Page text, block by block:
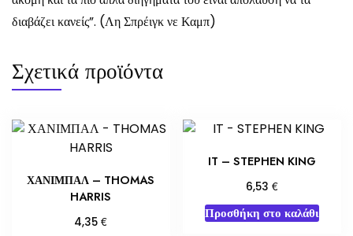
διαβάζει κανείς”. (Λη Σπρέιγκ νε Καμπ)
Σχετικά προϊόντα
ΧΑΝΙΜΠΑΛ – THOMAS
HARRIS
4,35€
IT – STEPHEN KING
6,53€
Προσθήκη στο καλάθι